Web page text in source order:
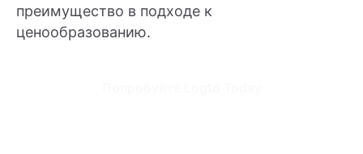
преимущество в подходе к
ценообразованию.